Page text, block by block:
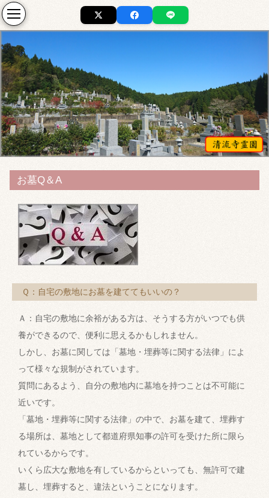
お墓Q＆A
Ｑ：自宅の敷地にお墓を建ててもいいの？
Ａ：自宅の敷地に余裕がある方は、そうする方がいつでも供
養ができるので、便利に思えるかもしれません。
しかし、お墓に関しては「墓地・埋葬等に関する法律」によ
って様々な規制がされています。
質問にあるよう、自分の敷地内に墓地を持つことは不可能に
近いです。
「墓地・埋葬等に関する法律」の中で、お墓を建て、埋葬す
る場所は、墓地として都道府県知事の許可を受けた所に限ら
れているからです。
いくら広大な敷地を有しているからといっても、無許可で建
墓し、埋葬すると、違法ということになります。